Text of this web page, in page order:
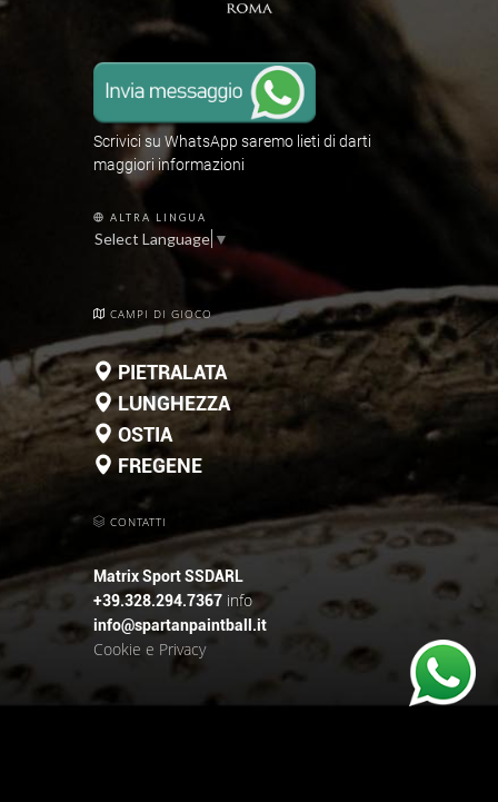
Scrivici su WhatsApp saremo lieti di darti
maggiori informazioni
ALTRA LINGUA
Select Language▼
CAMPI DI GIOCO
PIETRALATA
LUNGHEZZA
OSTIA
FREGENE
CONTATTI
Matrix Sport SSDARL
+39.328.294.7367 info
info@spartanpaintball.it
Cookie e Privacy